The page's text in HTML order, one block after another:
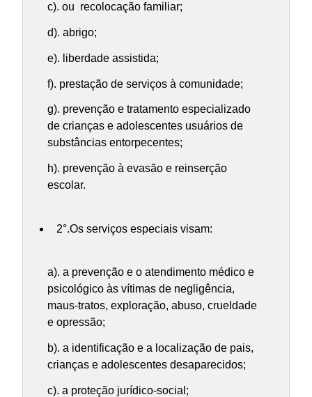
c). ou recolocação familiar;
d). abrigo;
e). liberdade assistida;
f). prestação de serviços à comunidade;
g). prevenção e tratamento especializado
de crianças e adolescentes usuários de
substâncias entorpecentes;
h). prevenção à evasão e reinserção
escolar.
2°.Os serviços especiais visam:
a). a prevenção e o atendimento médico e
psicológico às vítimas de negligência,
maus-tratos, exploração, abuso, crueldade
e opressão;
b). a identificação e a localização de pais,
crianças e adolescentes desaparecidos;
c). a proteção jurídico-social;